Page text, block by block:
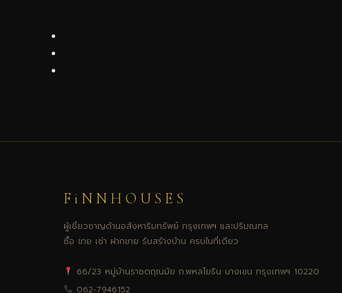
FiNNHOUSES
ผู้เชี่ยวชาญด้านอสังหาริมทรัพย์ กรุงเทพฯ และปริมณฑล
ซื้อ ขาย เช่า ฝากขาย รับสร้างบ้าน ครบในที่เดียว
66/23 หมู่บ้านราชตฤณมัย ถ.พหลโยธิน บางเขน กรุงเทพฯ 10220
062-7946152